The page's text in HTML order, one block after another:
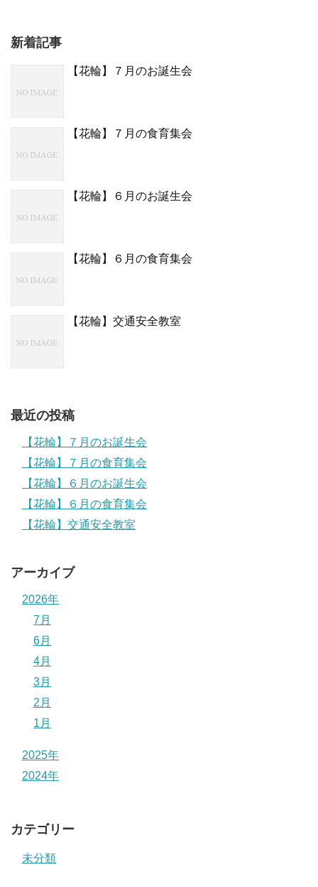
新着記事
【花輪】７月のお誕生会
【花輪】７月の食育集会
【花輪】６月のお誕生会
【花輪】６月の食育集会
【花輪】交通安全教室
最近の投稿
【花輪】７月のお誕生会
【花輪】７月の食育集会
【花輪】６月のお誕生会
【花輪】６月の食育集会
【花輪】交通安全教室
アーカイブ
2026年
7月
6月
4月
3月
2月
1月
2025年
2024年
カテゴリー
未分類